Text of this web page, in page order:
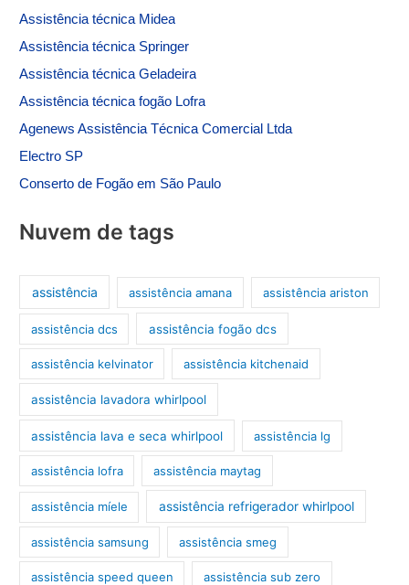
Assistência técnica Midea
Assistência técnica Springer
Assistência técnica Geladeira
Assistência técnica fogão Lofra
Agenews Assistência Técnica Comercial Ltda
Electro SP
Conserto de Fogão em São Paulo
Nuvem de tags
assistência assistência amana assistência ariston
assistência dcs assistência fogão dcs
assistência kelvinator assistência kitchenaid
assistência lavadora whirlpool
assistência lava e seca whirlpool assistência lg
assistência lofra assistência maytag
assistência míele assistência refrigerador whirlpool
assistência samsung assistência smeg
assistência speed queen assistência sub zero